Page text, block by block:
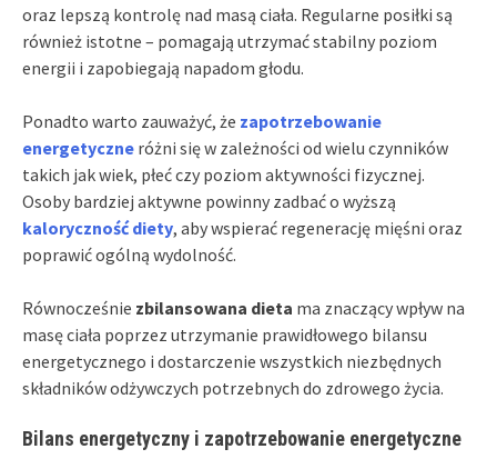
oraz lepszą kontrolę nad masą ciała. Regularne posiłki są
również istotne – pomagają utrzymać stabilny poziom
energii i zapobiegają napadom głodu.
Ponadto warto zauważyć, że zapotrzebowanie
energetyczne różni się w zależności od wielu czynników
takich jak wiek, płeć czy poziom aktywności fizycznej.
Osoby bardziej aktywne powinny zadbać o wyższą
kaloryczność diety, aby wspierać regenerację mięśni oraz
poprawić ogólną wydolność.
Równocześnie zbilansowana dieta ma znaczący wpływ na
masę ciała poprzez utrzymanie prawidłowego bilansu
energetycznego i dostarczenie wszystkich niezbędnych
składników odżywczych potrzebnych do zdrowego życia.
Bilans energetyczny i zapotrzebowanie energetyczne